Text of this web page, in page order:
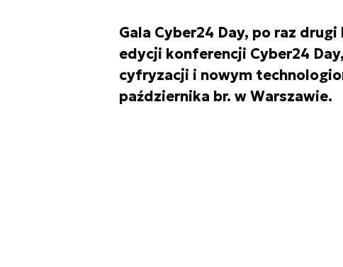
Gala Cyber24 Day, po raz
edycji konferencji Cyber24
cyfryzacji i nowym
października br. w Warszawie.